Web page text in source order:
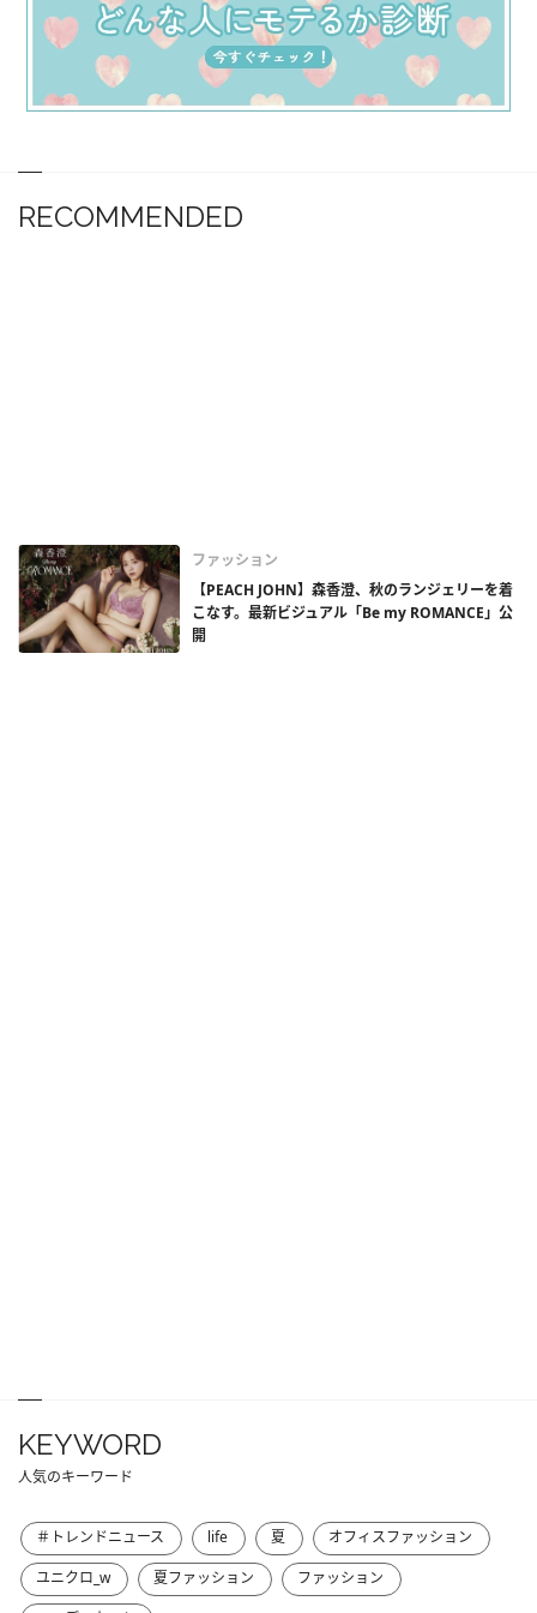
RECOMMENDED
ファッション
【PEACH JOHN】森香澄、秋のランジェリーを着
こなす。最新ビジュアル「Be my ROMANCE」公
開
KEYWORD
人気のキーワード
＃トレンドニュース life 夏
オフィスファッション
ユニクロ_w
夏ファッション
ファッション